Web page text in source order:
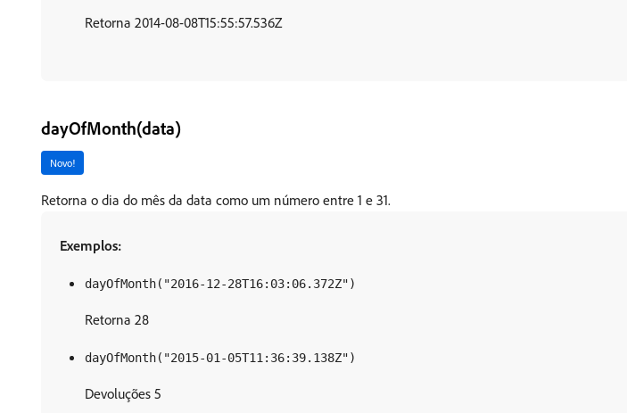
Retorna 2014-08-08T15:55:57.536Z
dayOfMonth(data)
Novo!
Retorna o dia do mês da data como um número entre 1 e 31.
Exemplos:
dayOfMonth("2016-12-28T16:03:06.372Z")
Retorna 28
dayOfMonth("2015-01-05T11:36:39.138Z")
Devoluções 5